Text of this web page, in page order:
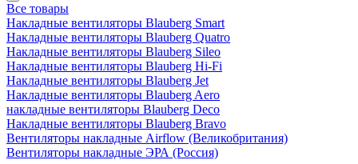
Все товары
Накладные вентиляторы Blauberg Smart
Накладные вентиляторы Blauberg Quatro
Накладные вентиляторы Blauberg Sileo
Накладные вентиляторы Blauberg Hi-Fi
Накладные вентиляторы Blauberg Jet
Накладные вентиляторы Blauberg Aero
накладные вентиляторы Blauberg Deco
Накладные вентиляторы Blauberg Bravo
Вентиляторы накладные Airflow (Великобритания)
Вентиляторы накладные ЭРА (Россия)